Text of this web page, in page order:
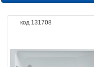
Ориентация
код 131708